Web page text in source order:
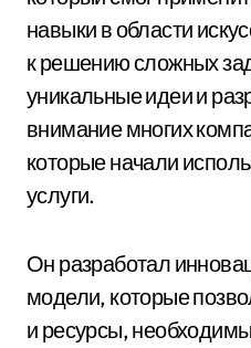
навыки в области
к решению сложных
уникальные идеи и
внимание многих
которые начали
услуги.
Он разработал
модели, которые
и ресурсы,